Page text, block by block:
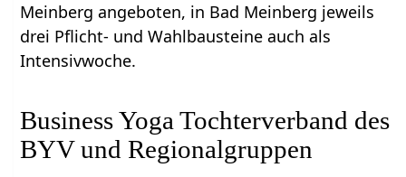
Meinberg angeboten, in Bad Meinberg jeweils
drei Pflicht- und Wahlbausteine auch als
Intensivwoche.
Business Yoga Tochterverband des
BYV und Regionalgruppen